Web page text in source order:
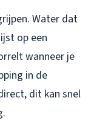
Water dat
op een
wanneer je
in de
dit kan snel